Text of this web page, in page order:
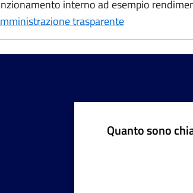
interno ad esempio
trasparente
Quanto sono